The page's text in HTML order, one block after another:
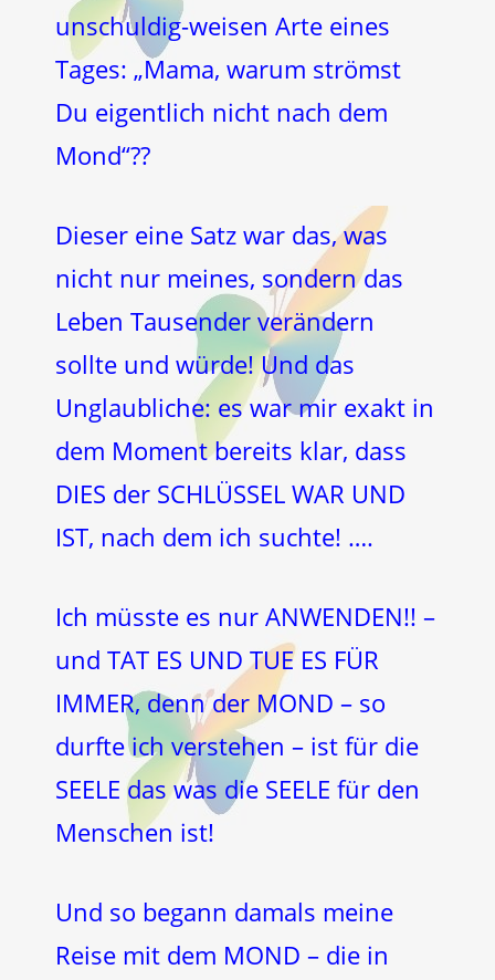
unschuldig-weisen Arte eines
Tages: „Mama, warum strömst
Du eigentlich nicht nach dem
Mond“??
Dieser eine Satz war das, was
nicht nur meines, sondern das
Leben Tausender verändern
sollte und würde! Und das
Unglaubliche: es war mir exakt in
dem Moment bereits klar, dass
DIES der SCHLÜSSEL WAR UND
IST, nach dem ich suchte! ….
Ich müsste es nur ANWENDEN!! –
und TAT ES UND TUE ES FÜR
IMMER, denn der MOND – so
durfte ich verstehen – ist für die
SEELE das was die SEELE für den
Menschen ist!
Und so begann damals meine
Reise mit dem MOND – die in